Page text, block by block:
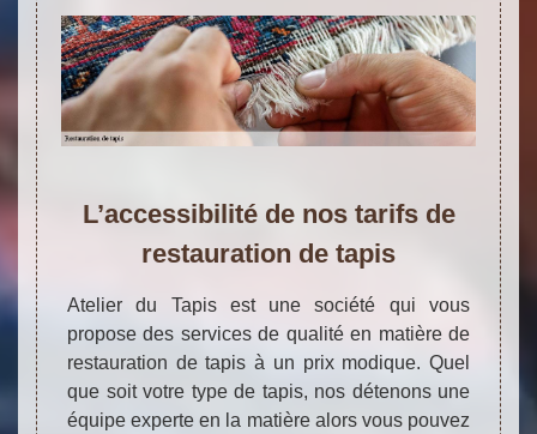
L’accessibilité de nos tarifs de
restauration de tapis
Atelier du Tapis est une société qui vous
propose des services de qualité en matière de
restauration de tapis à un prix modique. Quel
que soit votre type de tapis, nos détenons une
équipe experte en la matière alors vous pouvez